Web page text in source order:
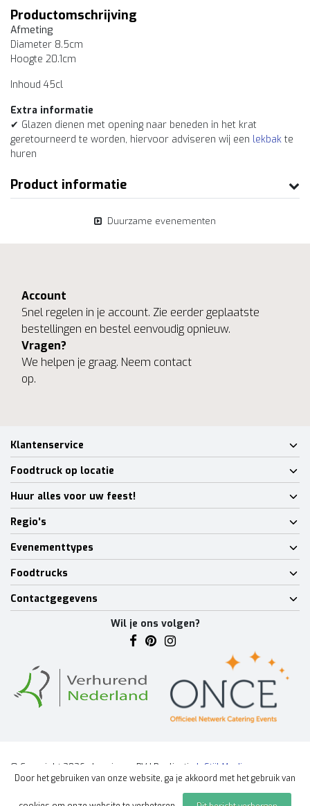
Productomschrijving
Afmeting
Diameter 8.5cm
Hoogte 20.1cm
Inhoud 45cl
Extra informatie
✔ Glazen dienen met opening naar beneden in het krat
geretourneerd te worden, hiervoor adviseren wij een lekbak te
huren
Product informatie
Duurzame evenementen
Account
Snel regelen in je account. Zie eerder geplaatste
bestellingen en bestel eenvoudig opnieuw.
Vragen?
We helpen je graag. Neem contact
op.
Klantenservice
Foodtruck op locatie
Huur alles voor uw feest!
Regio's
Evenementtypes
Foodtrucks
Contactgegevens
Wil je ons volgen?
© Copyright 2026 - Lumineux BV | Realisatie
InStijl Media
Algemene voorwaarden|Disclaimer|Privacy Policy|Sitemap |
Door het gebruiken van onze website, ga je akkoord met het gebruik van